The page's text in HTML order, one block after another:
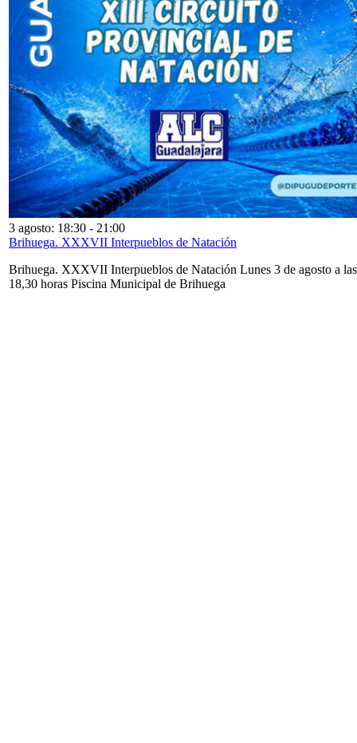
3 agosto: 18:30 - 21:00
Brihuega. XXXVII Interpueblos de Natación
Brihuega. XXXVII Interpueblos de Natación Lunes 3 de agosto a las
18,30 horas Piscina Municipal de Brihuega